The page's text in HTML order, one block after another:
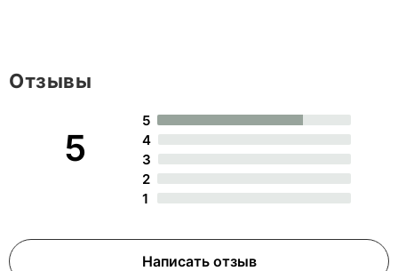
5
5
4
3
2
1
Написать отзыв
Отзывы